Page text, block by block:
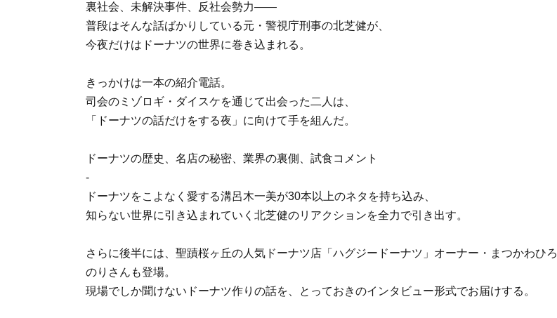
裏社会、未解決事件、反社会勢力——
普段はそんな話ばかりしている元・警視庁刑事の北芝健が、
今夜だけはドーナツの世界に巻き込まれる。
きっかけは一本の紹介電話。
司会のミゾロギ・ダイスケを通じて出会った二人は、
「ドーナツの話だけをする夜」に向けて手を組んだ。
ドーナツの歴史、名店の秘密、業界の裏側、試食コメント
-
ドーナツをこよなく愛する溝呂木一美が30本以上のネタを持ち込み、
知らない世界に引き込まれていく北芝健のリアクションを全力で引き出す。
さらに後半には、聖蹟桜ヶ丘の人気ドーナツ店「ハグジードーナツ」オーナー・まつかわひろ
のりさんも登場。
現場でしか聞けないドーナツ作りの話を、とっておきのインタビュー形式でお届けする。